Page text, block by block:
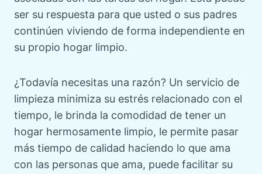
ser su respuesta para que usted o sus padres
continúen viviendo de forma independiente en
su propio hogar limpio.
¿Todavía necesitas una razón? Un servicio de
limpieza minimiza su estrés relacionado con el
tiempo, le brinda la comodidad de tener un
hogar hermosamente limpio, le permite pasar
más tiempo de calidad haciendo lo que ama
con las personas que ama, puede facilitar su